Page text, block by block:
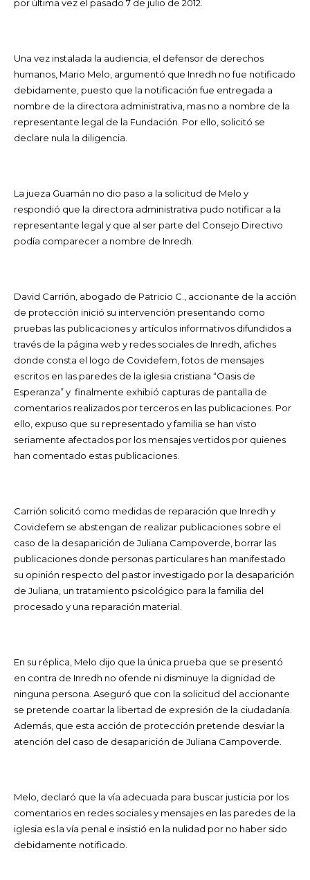
por última vez el pasado 7 de julio de 2012.
Una vez instalada la audiencia, el defensor de derechos
humanos, Mario Melo, argumentó que Inredh no fue notificado
debidamente, puesto que la notificación fue entregada a
nombre de la directora administrativa, mas no a nombre de la
representante legal de la Fundación. Por ello, solicitó se
declare nula la diligencia.
La jueza Guamán no dio paso a la solicitud de Melo y
respondió que la directora administrativa pudo notificar a la
representante legal y que al ser parte del Consejo Directivo
podía comparecer a nombre de Inredh.
David Carrión, abogado de Patricio C., accionante de la acción
de protección inició su intervención presentando como
pruebas las publicaciones y artículos informativos difundidos a
través de la página web y redes sociales de Inredh, afiches
donde consta el logo de Covidefem, fotos de mensajes
escritos en las paredes de la iglesia cristiana “Oasis de
Esperanza” y finalmente exhibió capturas de pantalla de
comentarios realizados por terceros en las publicaciones. Por
ello, expuso que su representado y familia se han visto
seriamente afectados por los mensajes vertidos por quienes
han comentado estas publicaciones.
Carrión solicitó como medidas de reparación que Inredh y
Covidefem se abstengan de realizar publicaciones sobre el
caso de la desaparición de Juliana Campoverde, borrar las
publicaciones donde personas particulares han manifestado
su opinión respecto del pastor investigado por la desaparición
de Juliana, un tratamiento psicológico para la familia del
procesado y una reparación material.
En su réplica, Melo dijo que la única prueba que se presentó
en contra de Inredh no ofende ni disminuye la dignidad de
ninguna persona. Aseguró que con la solicitud del accionante
se pretende coartar la libertad de expresión de la ciudadanía.
Además, que esta acción de protección pretende desviar la
atención del caso de desaparición de Juliana Campoverde.
Melo, declaró que la vía adecuada para buscar justicia por los
comentarios en redes sociales y mensajes en las paredes de la
iglesia es la vía penal e insistió en la nulidad por no haber sido
debidamente notificado.